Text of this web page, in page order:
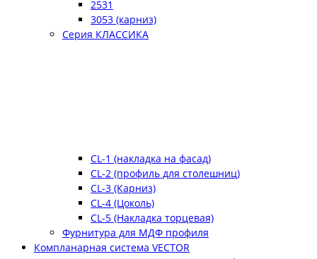
2531
3053 (карниз)
Серия КЛАССИКА
CL-1 (накладка на фасад)
CL-2 (профиль для столешниц)
CL-3 (Карниз)
CL-4 (Цоколь)
CL-5 (Накладка торцевая)
Фурнитура для МДФ профиля
Компланарная система VECTOR